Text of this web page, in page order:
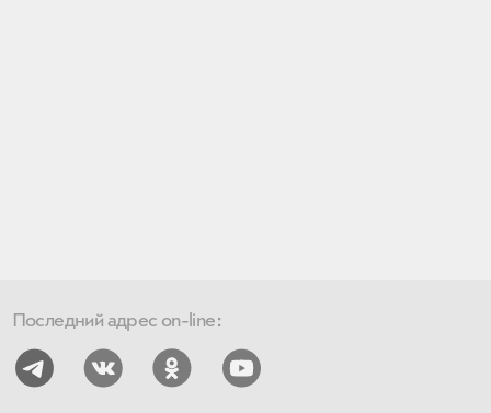
Последний адрес on-line: